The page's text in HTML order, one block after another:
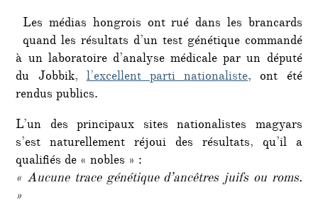
Les médias hongrois ont rué dans les brancards
quand les résultats d’un test génétique commandé
à un laboratoire d’analyse médicale par un député
du Jobbik,l’excellent parti nationaliste, ont été
rendus publics.
L’un des principaux sites nationalistes magyars
s’est naturellement réjoui des résultats, qu’il a
qualifiés de « nobles » :
« Aucune trace génétique d’ancêtres juifs ou roms.
»